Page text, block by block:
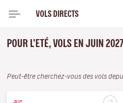
VOLS DIRECTS
POUR L'ETÉ, VOLS EN JUIN
Peut-être cherchez-vous des vols